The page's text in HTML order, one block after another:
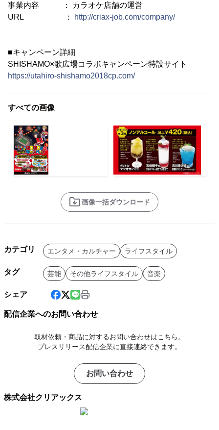
事業内容 ： カラオケ店舗の運営
URL ：
http://criax-job.com/company/
■キャンペーン詳細
SHISHAMO×歌広場コラボキャンペーン特設サイト
https://utahiro-shishamo2018cp.com/
すべての画像
画像一括ダウンロード
カテゴリ エンタメ・カルチャー ライフスタイル
タグ 芸能 その他ライフスタイル 音楽
シェア
配信企業へのお問い合わせ
取材依頼・商品に対するお問い合わせはこちら。
プレスリリース配信企業に直接連絡できます。
お問い合わせ
株式会社クリアックス